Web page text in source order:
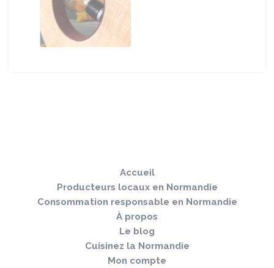
Accueil
Producteurs locaux en Normandie
Consommation responsable en Normandie
À propos
Le blog
Cuisinez la Normandie
Mon compte